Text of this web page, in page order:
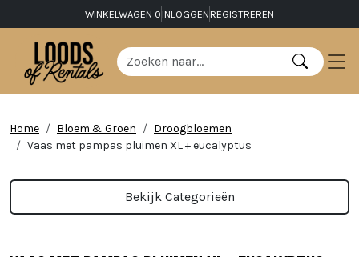
WINKELWAGEN 0 INLOGGEN REGISTREREN
Home Bloem & Groen
Droogbloemen
Vaas met pampas pluimen XL + eucalyptus
Bekijk Categorieën